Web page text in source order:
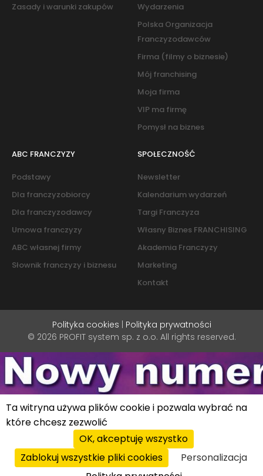
Zasady i warunki zakupów
Wydarzenia
Polska Organizacja
Franczyzodawców
Firma (filmy o biznesie)
Mój franchising
Moja firma
VIP ma firmę
Pomysł na biznes
ABC FRANCZYZY
Podstawy
Dla franczyzobiorcy
Dla franczyzodawcy
Umowa franczyzy
ABC własnej firmy
Słownik franczyzy i biznesu
SPOŁECZNOŚĆ
Newsletter
Kalendarium wydarzeń
Targi Franczyza
Własny Biznes FRANCHISING
Akademia Franczyzy
Marketing
Kontakt
Polityka cookies | Polityka prywatności
© 2026 PROFIT system sp. z o.o. All rights reserved.
Ta witryna używa plików cookie i pozwala wybrać na
które chcesz zezwolić
OK, akceptuję wszystko
Zablokuj wszystkie pliki cookies
Personalizacja